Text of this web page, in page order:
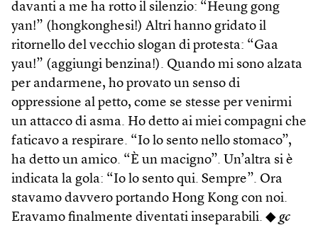
davanti a me ha rotto il silenzio: “Heung gong
yan!” (hong­konghesi!) Altri hanno gridato il
ritornello del vecchio slogan di protesta: “Gaa
yau!” (aggiungi benzina!). Quando mi sono alzata
per andarmene, ho provato un senso di
oppressione al petto, come se stesse per venirmi
un attacco di asma. Ho detto ai miei compagni che
faticavo a respirare. “Io lo sento nello stomaco”,
ha detto un amico. “È un macigno”. Un’altra si è
indicata la gola: “Io lo sento qui. Sempre”. Ora
stavamo davvero portando Hong Kong con noi.
Eravamo finalmente diventati inseparabili. ◆ gc